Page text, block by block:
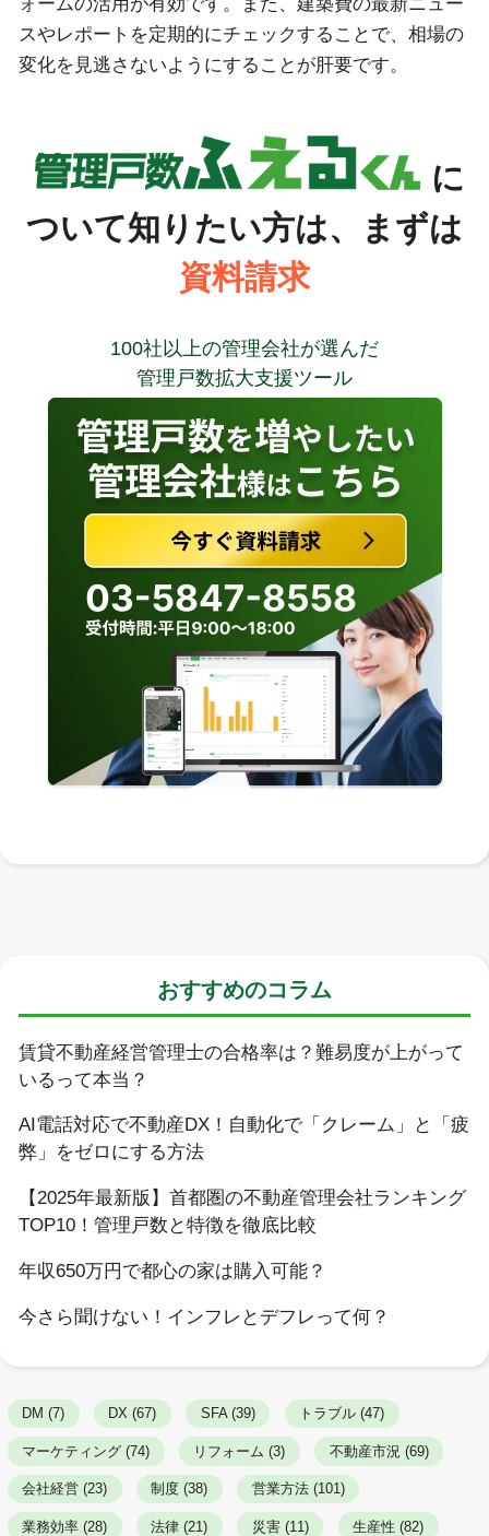
ォームの活用が有効です。また、建築費の最新ニュー
スやレポートを定期的にチェックすることで、相場の
変化を見逃さないようにすることが肝要です。
に
ついて知りたい方は、まずは
資料請求
100社以上の管理会社が選んだ
管理戸数拡大支援ツール
おすすめのコラム
賃貸不動産経営管理士の合格率は？難易度が上がって
いるって本当？
AI電話対応で不動産DX！自動化で「クレーム」と「疲
弊」をゼロにする方法
【2025年最新版】首都圏の不動産管理会社ランキング
TOP10！管理戸数と特徴を徹底比較
年収650万円で都心の家は購入可能？
今さら聞けない！インフレとデフレって何？
DM (7) DX (67) SFA (39) トラブル (47)
マーケティング (74) リフォーム (3) 不動産市況 (69)
会社経営 (23) 制度 (38) 営業方法 (101)
業務効率 (28) 法律 (21) 災害 (11) 生産性 (82)